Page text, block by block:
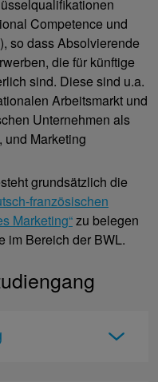
Competence und
so dass Absolvierende
die für künftige
sind. Diese sind u.a.
Arbeitsmarkt und
Unternehmen als
Marketing
grundsätzlich die
französischen
Marketing“zu belegen
im Bereich der BWL.